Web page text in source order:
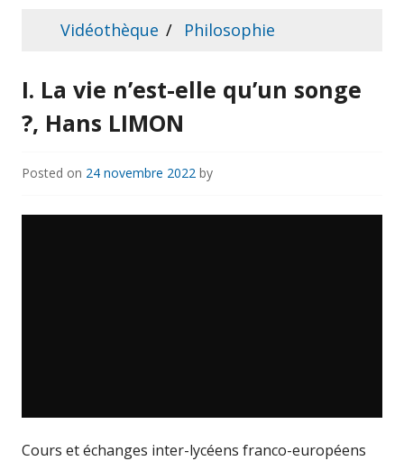
Vidéothèque Philosophie
I. La vie n’est-elle qu’un songe
?, Hans LIMON
Posted on 24 novembre 2022 by
Cours et échanges inter-lycéens franco-européens